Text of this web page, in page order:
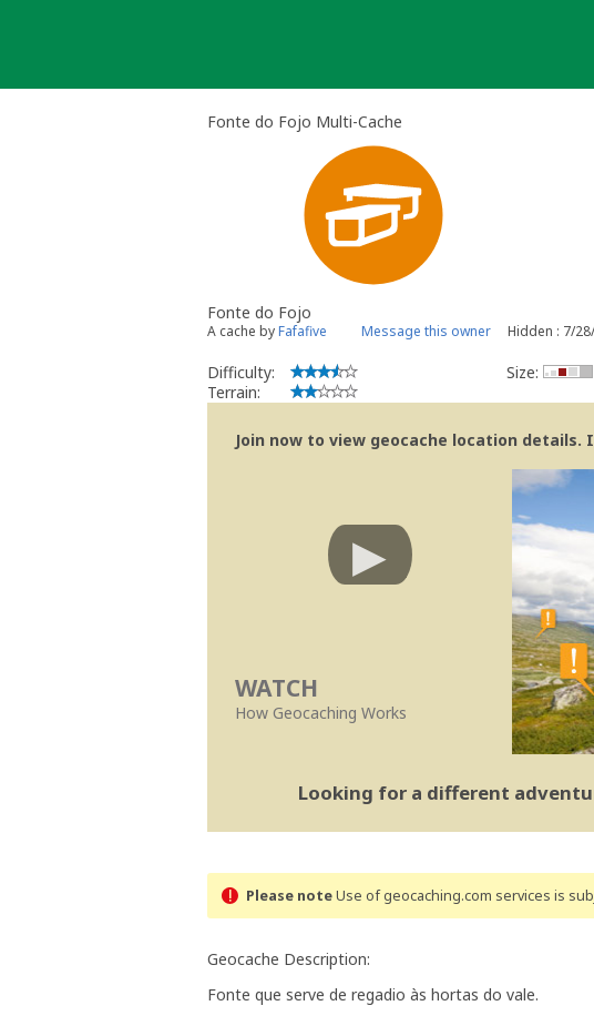
Fonte do Fojo Multi-Cache
Fonte do Fojo
A cache byFafafive Message this owner Hidden : 7/
Difficulty:
Terrain:
Size:
Join now to view geocache location details.
WATCH
How Geocaching Works
Looking for a different
Please noteUse of geocaching.com services is
Geocache Description:
Fonte que serve de regadio às hortas do vale.